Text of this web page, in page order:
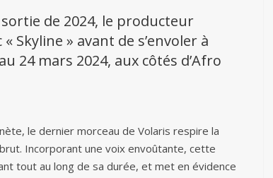
de 2024, le producteur
» avant de s’envoler à
24 mars 2024, aux côtés d’Afro
le dernier morceau de Volaris respire la
Incorporant une voix envoûtante, cette
tout au long de sa durée, et met en évidence